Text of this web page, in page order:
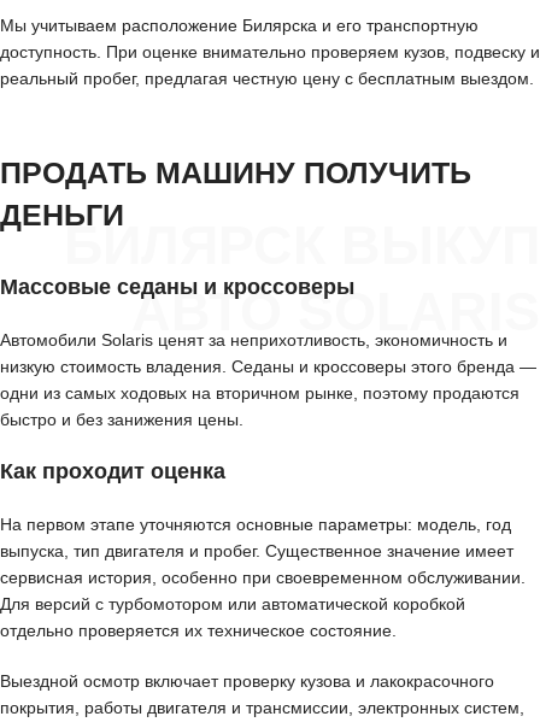
Мы учитываем расположение Билярска и его транспортную
доступность. При оценке внимательно проверяем кузов, подвеску и
реальный пробег, предлагая честную цену с бесплатным выездом.
БИЛЯРСК ВЫКУП
АВТО SOLARIS
ПРОДАТЬ МАШИНУ ПОЛУЧИТЬ
ДЕНЬГИ
Массовые седаны и кроссоверы
Автомобили Solaris ценят за неприхотливость, экономичность и
низкую стоимость владения. Седаны и кроссоверы этого бренда —
одни из самых ходовых на вторичном рынке, поэтому продаются
быстро и без занижения цены.
Как проходит оценка
На первом этапе уточняются основные параметры: модель, год
выпуска, тип двигателя и пробег. Существенное значение имеет
сервисная история, особенно при своевременном обслуживании.
Для версий с турбомотором или автоматической коробкой
отдельно проверяется их техническое состояние.
Выездной осмотр включает проверку кузова и лакокрасочного
покрытия, работы двигателя и трансмиссии, электронных систем,